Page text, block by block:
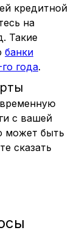
кредитной
на
Такие
банки
года.
с вашей
может быть
сказать